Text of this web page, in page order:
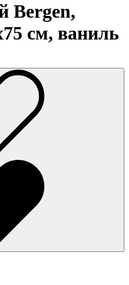
Bergen,
см, ваниль